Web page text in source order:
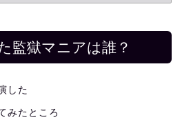
監獄マニアは誰？
した
みたところ